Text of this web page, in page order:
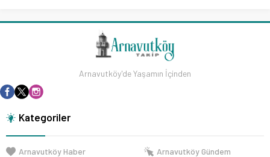
Arnavutköy'de Yaşamın İçinden
Kategoriler
Arnavutköy Haber Arnavutköy Gündem